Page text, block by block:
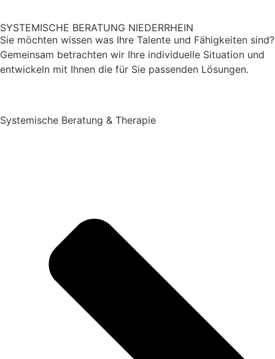
SYSTEMISCHE BERATUNG NIEDERRHEIN
Sie möch­ten wissen was Ihre Talente und Fähigkeiten sind?
Gemeinsam betrachten wir Ihre individuelle Situation und
ent­wickeln mit Ihnen die für Sie passenden Lösung­en.
Systemische Beratung & Therapie